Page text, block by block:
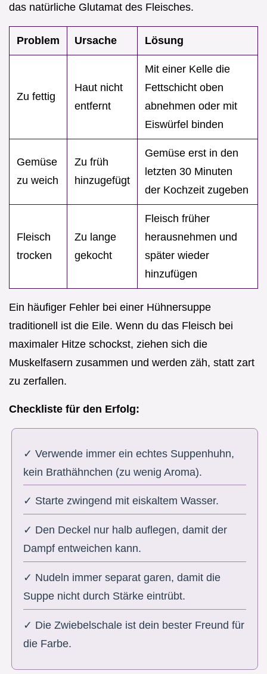
das natürliche Glutamat des Fleisches.
Problem Ursache Lösung
Zu fettig
Haut nicht
entfernt
Mit einer Kelle die
Fettschicht oben
abnehmen oder mit
Eiswürfel binden
Gemüse
zu weich
Zu früh
hinzugefügt
Gemüse erst in den
letzten 30 Minuten
der Kochzeit zugeben
Fleisch
trocken
Zu lange
gekocht
Fleisch früher
herausnehmen und
später wieder
hinzufügen
Ein häufiger Fehler bei einer Hühnersuppe
traditionell ist die Eile. Wenn du das Fleisch bei
maximaler Hitze schockst, ziehen sich die
Muskelfasern zusammen und werden zäh, statt zart
zu zerfallen.
Checkliste für den Erfolg:
✓ Verwende immer ein echtes Suppenhuhn,
kein Brathähnchen (zu wenig Aroma).
✓ Starte zwingend mit eiskaltem Wasser.
✓ Den Deckel nur halb auflegen, damit der
Dampf entweichen kann.
✓ Nudeln immer separat garen, damit die
Suppe nicht durch Stärke eintrübt.
✓ Die Zwiebelschale ist dein bester Freund für
die Farbe.